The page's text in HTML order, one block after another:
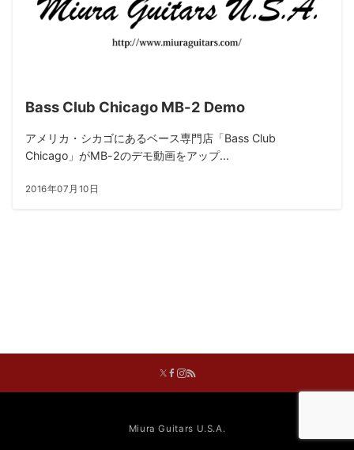
Bass Club Chicago MB-2 Demo
アメリカ・シカゴにあるベース専門店「Bass Club
Chicago」がMB-2のデモ動画をアップ...
2016年07月10日
Miura Guitars U.S.A.